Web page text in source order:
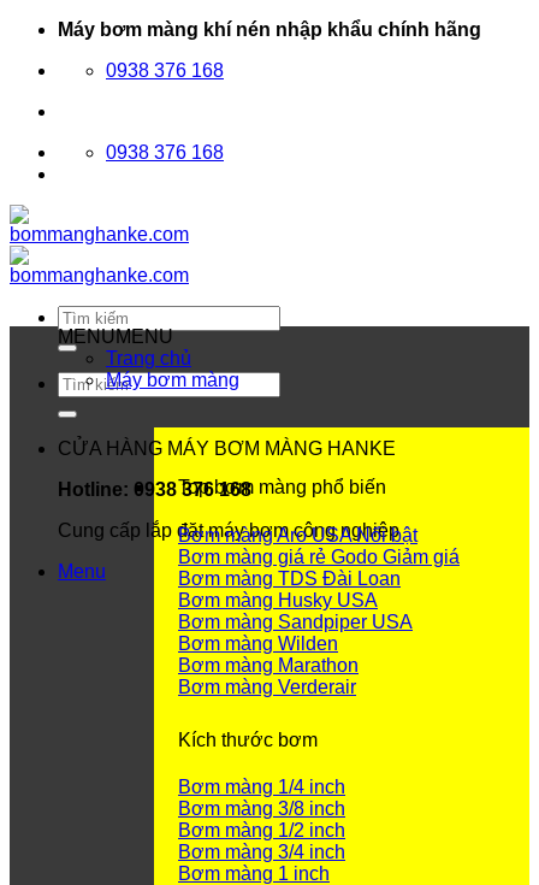
Máy bơm màng khí nén nhập khẩu chính hãng
0938 376 168
0938 376 168
Tìm
kiếm:
Tìm
kiếm:
CỬA HÀNG MÁY BƠM MÀNG HANKE
Hotline: 0938 376 168
Cung cấp lắp đặt máy bơm công nghiệp
Menu
MENUMENU
Trang chủ
Máy bơm màng
Top bơm màng phổ biến
Bơm màng Aro USA
Bơm màng giá rẻ Godo
Bơm màng TDS Đài Loan
Bơm màng Husky USA
Bơm màng Sandpiper USA
Bơm màng Wilden
Bơm màng Marathon
Bơm màng Verderair
Kích thước bơm
Bơm màng 1/4 inch
Bơm màng 3/8 inch
Bơm màng 1/2 inch
Bơm màng 3/4 inch
Bơm màng 1 inch